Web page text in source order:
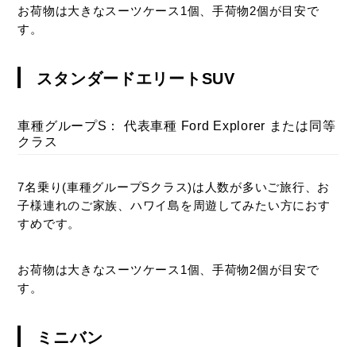
お荷物は大きなスーツケース1個、手荷物2個が目安で
す。
スタンダードエリートSUV
車種グループS： 代表車種 Ford Explorer または同等
クラス
7名乗り(車種グループSクラス)は人数が多いご旅行、お
子様連れのご家族、ハワイ島を周遊してみたい方におす
すめです。
お荷物は大きなスーツケース1個、手荷物2個が目安で
す。
ミニバン